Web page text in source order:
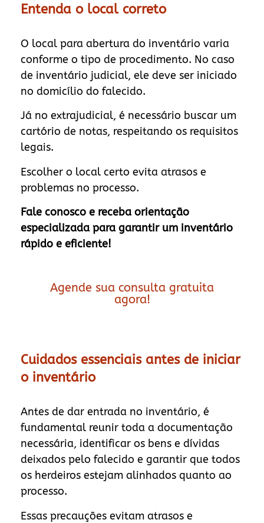
Entenda o local correto
O local para abertura do inventário varia
conforme o tipo de procedimento. No caso
de inventário judicial, ele deve ser iniciado
no domicílio do falecido.
Já no extrajudicial, é necessário buscar um
cartório de notas, respeitando os requisitos
legais.
Escolher o local certo evita atrasos e
problemas no processo.
Fale conosco e receba orientação
especializada para garantir um inventário
rápido e eficiente!
Agende sua consulta gratuita
agora!
Cuidados essenciais antes de iniciar
o inventário
Antes de dar entrada no inventário, é
fundamental reunir toda a documentação
necessária, identificar os bens e dívidas
deixados pelo falecido e garantir que todos
os herdeiros estejam alinhados quanto ao
processo.
Essas precauções evitam atrasos e